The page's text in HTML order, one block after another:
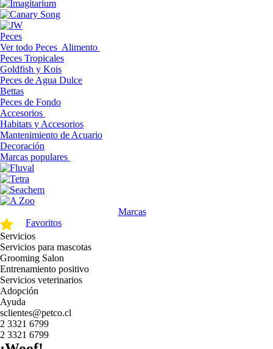
Peces
Ver todo Peces Alimento
Peces Tropicales
Goldfish y Kois
Peces de Agua Dulce
Bettas
Peces de Fondo
Accesorios
Habitats y Accesorios
Mantenimiento de Acuario
Decoración
Marcas populares
Marcas
Favoritos
Servicios
Servicios para mascotas
Grooming Salon
Entrenamiento positivo
Servicios veterinarios
Adopción
Ayuda
sclientes@petco.cl
2 3321 6799
2 3321 6799